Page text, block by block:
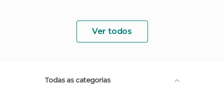
Ver todos
Todas as categorias